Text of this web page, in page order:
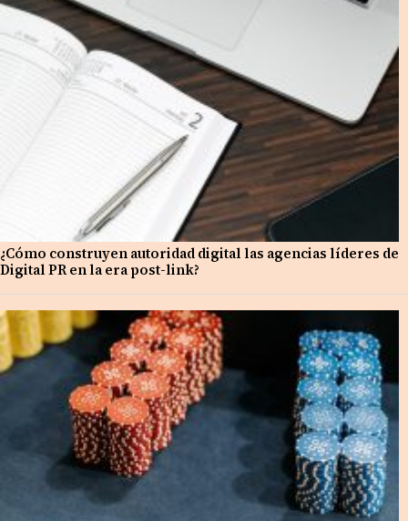
¿Cómo construyen autoridad digital las agencias líderes de
Digital PR en la era post-link?